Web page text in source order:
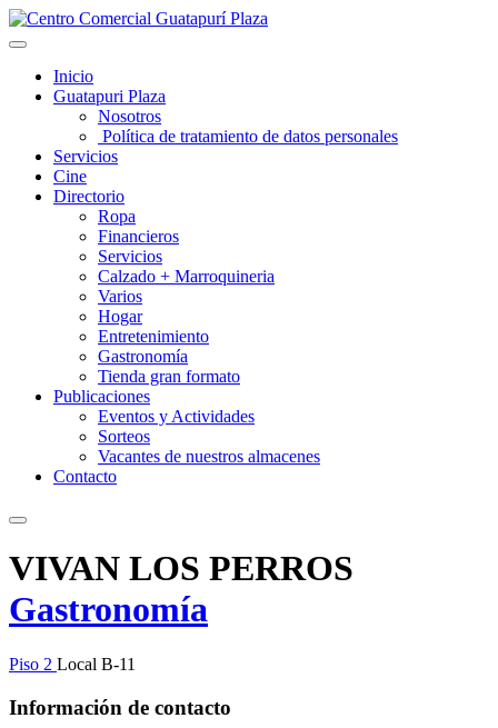
Inicio
Guatapuri Plaza
Nosotros
Política de tratamiento de datos personales
Servicios
Cine
Directorio
Ropa
Financieros
Servicios
Calzado + Marroquineria
Varios
Hogar
Entretenimiento
Gastronomía
Tienda gran formato
Publicaciones
Eventos y Actividades
Sorteos
Vacantes de nuestros almacenes
Contacto
VIVAN LOS PERROS
Gastronomía
Piso 2 Local B-11
Información de contacto